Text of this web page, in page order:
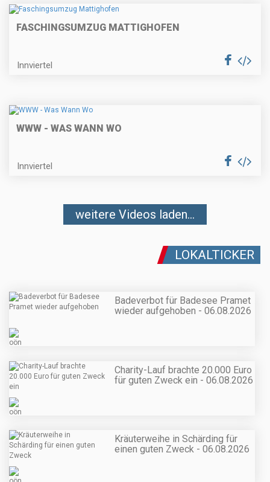
FASCHINGSUMZUG MATTIGHOFEN
Innviertel
WWW - WAS WANN WO
Innviertel
weitere Videos laden...
LOKALTICKER
Badeverbot für Badesee Pramet
wieder aufgehoben - 06.08.2026
Charity-Lauf brachte 20.000 Euro
für guten Zweck ein - 06.08.2026
Kräuterweihe in Schärding für
einen guten Zweck - 06.08.2026